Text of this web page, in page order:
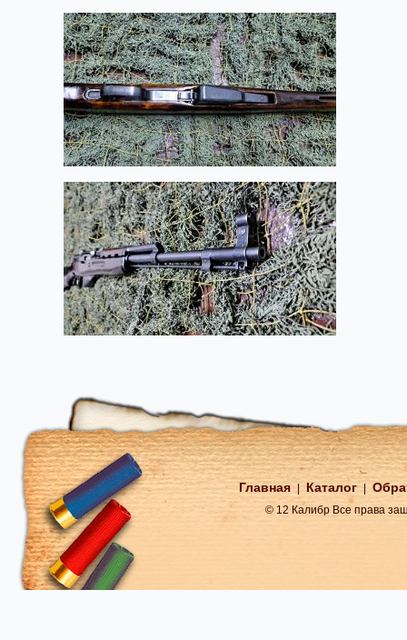
Главная Каталог
© 12 Калибр Все права